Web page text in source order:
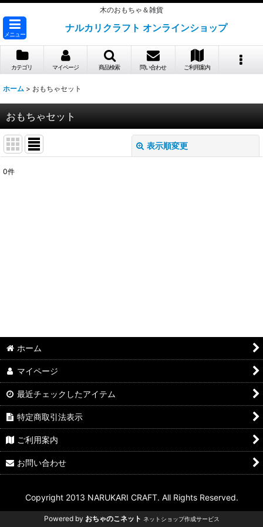
木のおもちゃ＆雑貨
メニュー
ナルカリクラフト オンラインショップ
カテゴリ マイページ 商品検索 問い合わせ ご利用案内
ホーム > おもちゃセット
おもちゃセット
表示順変更
0件
ホーム
マイページ
最近チェックしたアイテム
特定商取引法表示
ご利用案内
お問い合わせ
Copyright 2013 NARUKARI CRAFT. All Rights Reserved.
Powered by おちゃのこネット ネットショップ作成サービス